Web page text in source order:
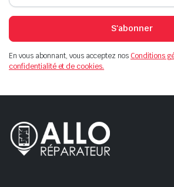
S'abonner
En vous abonnant, vous acceptez nosConditions
confidentialité et de cookies.